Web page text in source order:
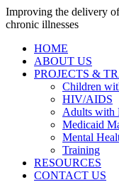
Improving the delivery
chronic illnesses
HOME
ABOUT US
PROJECTS &
Children
HIV/AIDS
Adults with
Medicaid
Mental
Training
RESOURCES
CONTACT US